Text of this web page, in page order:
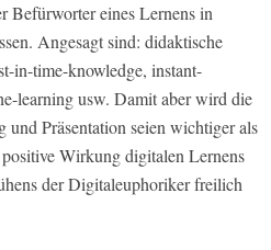
Befürworter eines Lernens in
Angesagt sind: didaktische
in-time-knowledge, instant-
learning usw. Damit aber wird die
Präsentation seien wichtiger als
Wirkung digitalen Lernens
der Digitaleuphoriker freilich